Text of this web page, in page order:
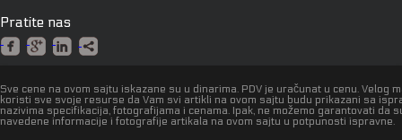
Pratite nas
Sve cene na ovom sajtu iskazane su u dinarima. PDV je uračunat u cenu. Velog
koristi sve svoje resurse da Vam svi artikli na ovom sajtu budu prikazani sa
nazivima specifikacija, fotografijama i cenama. Ipak, ne možemo garantovati da
navedene informacije i fotografije artikala na ovom sajtu u potpunosti ispravne.